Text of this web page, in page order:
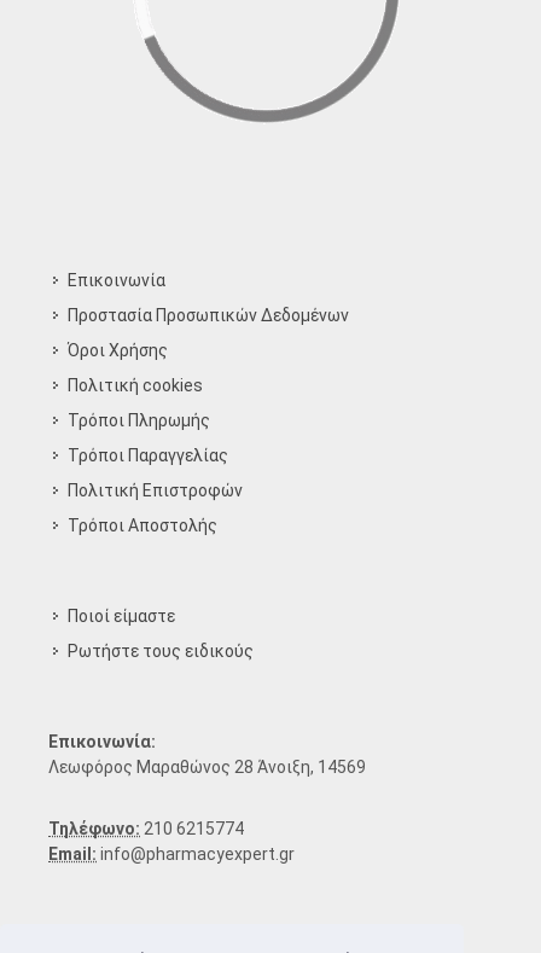
Επικοινωνία
Προστασία Προσωπικών Δεδομένων
Όροι Χρήσης
Πολιτική cookies
Τρόποι Πληρωμής
Τρόποι Παραγγελίας
Πολιτική Επιστροφών
Τρόποι Aποστολής
Ποιοί είμαστε
Ρωτήστε τους ειδικούς
Επικοινωνία:
Λεωφόρος Μαραθώνος 28 Άνοιξη, 14569
Τηλέφωνο: 210 6215774
Email: info@pharmacyexpert.gr